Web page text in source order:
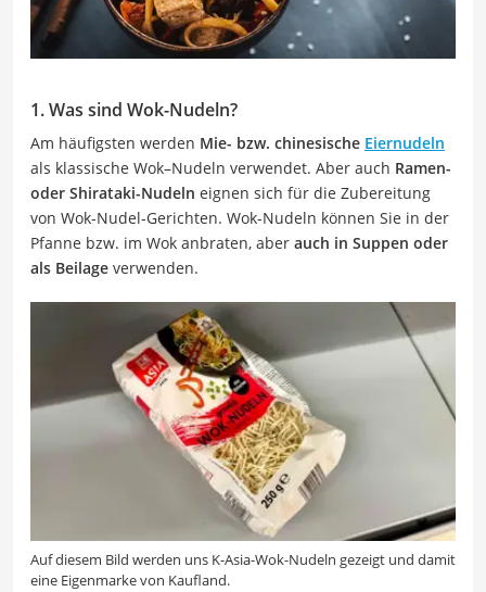
1. Was sind Wok-Nudeln?
Am häufigsten werden Mie- bzw. chinesische Eiernudeln
als klassische Wok–Nudeln verwendet. Aber auch Ramen-
oder Shirataki-Nudeln eignen sich für die Zubereitung
von Wok-Nudel-Gerichten. Wok-Nudeln können Sie in der
Pfanne bzw. im Wok anbraten, aber auch in Suppen oder
als Beilage verwenden.
Auf diesem Bild werden uns K-Asia-Wok-Nudeln gezeigt und damit
eine Eigenmarke von Kaufland.